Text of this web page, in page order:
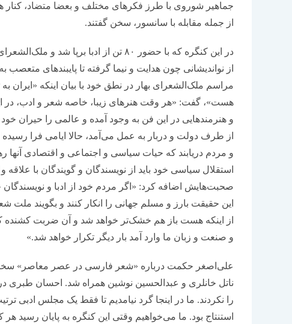
جماهیر شوروی با طرز فکرهای مختلف و بعضا متضاد،
از جمله مقابله با سانسور، سخن گفتند.
در این کنگره که با حضور ۸۰ تن از ادبا
از نواندیشانی چون هدایت و نیما گرفته تا پایبندهای
مراسم ملک‌الشعرای بهار در نطق خود با بیان اینکه «ایران
هست»، گفت: «هر وقت هنرهای زیبا، خاصه شعر و ادب، در
و هنرمندهایی در این فن به وجود آمده و عالمی را حیران
از طرف دولت و دربار به عمل می‌آمد، حالا ایامی فرا
و مردم دریابند که حیات سیاسی و اجتماعی و اقتصادی
استقلال سیاسی خود باید از نویسندگان و گویندگان با علاقه
صحبت‌هایش اضافه کرد: «اگر مردم خود از ادبا و نویسندگان
این حقیقت بارز و مسلم جهانی را انکار کنند و بگویند ملت
از اینکه هست باز هم خشک‌تر خواهد شد و آن ضربت کشنده
و صنعت و زبان ما وارد آمد بار دیگر تکرار خواهد شد.»
علی‌اصغر حکمت درباره «شعر فارسی در عصر معاصر»
ناتل خانلری و عبدالحسین نوشین همراه شد. احسان طبری در
را نکردند. ما در اینجا گرد نیامدیم تا فقط یک مجلس ادبی
استنتاج بود. ما می‌خواهیم وقتی این کنگره به پایان